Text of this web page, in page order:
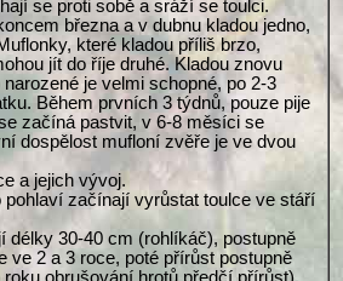
se proti sobě a sráží se toulci.
března a v dubnu kladou jedno,
které kladou příliš brzo,
jít do říje druhé. Kladou znovu
je velmi schopné, po 2-3
Během prvních 3 týdnů, pouze pije
začíná pastvit, v 6-8 měsíci se
dospělost mufloní zvěře je ve dvou
a jejich vývoj.
začínají vyrůstat toulce ve stáří
délky 30-40 cm (rohlíkáč), postupně
ve 2 a 3 roce, poté přírůst postupně
obrušování hrotů předčí přírůst).